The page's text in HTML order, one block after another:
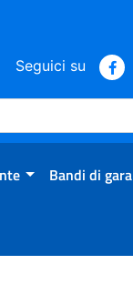
Seguici su
Bandi di gara